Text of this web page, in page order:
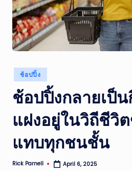
ส
รุ
ป
าว
แ
ะ
เห
ตุ
Posted
in
ช้อปปิ้ง
ช้อปปิ้งกลายเป็
แฝงอยู่ในวิถีชีวิ
แทบทุกชนชั้น
Posted
Rick Parnell April 6, 2025